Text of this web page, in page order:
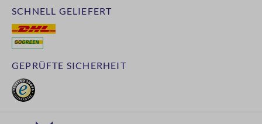
GEPRÜFTE SICHERHEIT
SCHNELL GELIEFERT